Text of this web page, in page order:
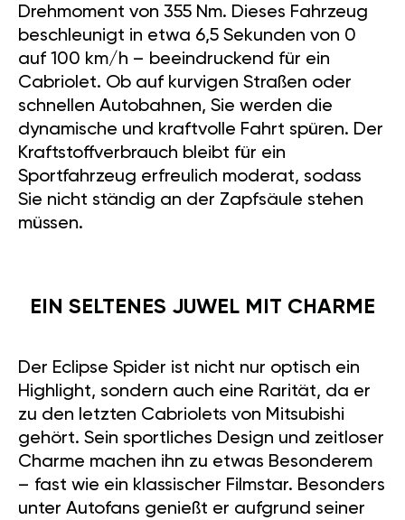
Drehmoment von 355 Nm. Dieses Fahrzeug
beschleunigt in etwa 6,5 Sekunden von 0
auf 100 km/h – beeindruckend für ein
Cabriolet. Ob auf kurvigen Straßen oder
schnellen Autobahnen, Sie werden die
dynamische und kraftvolle Fahrt spüren. Der
Kraftstoffverbrauch bleibt für ein
Sportfahrzeug erfreulich moderat, sodass
Sie nicht ständig an der Zapfsäule stehen
müssen.
EIN SELTENES JUWEL MIT CHARME
Der Eclipse Spider ist nicht nur optisch ein
Highlight, sondern auch eine Rarität, da er
zu den letzten Cabriolets von Mitsubishi
gehört. Sein sportliches Design und zeitloser
Charme machen ihn zu etwas Besonderem
– fast wie ein klassischer Filmstar. Besonders
unter Autofans genießt er aufgrund seiner